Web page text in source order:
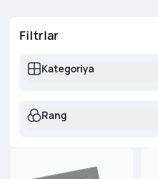
Filtrlar
Kategoriya
Rang